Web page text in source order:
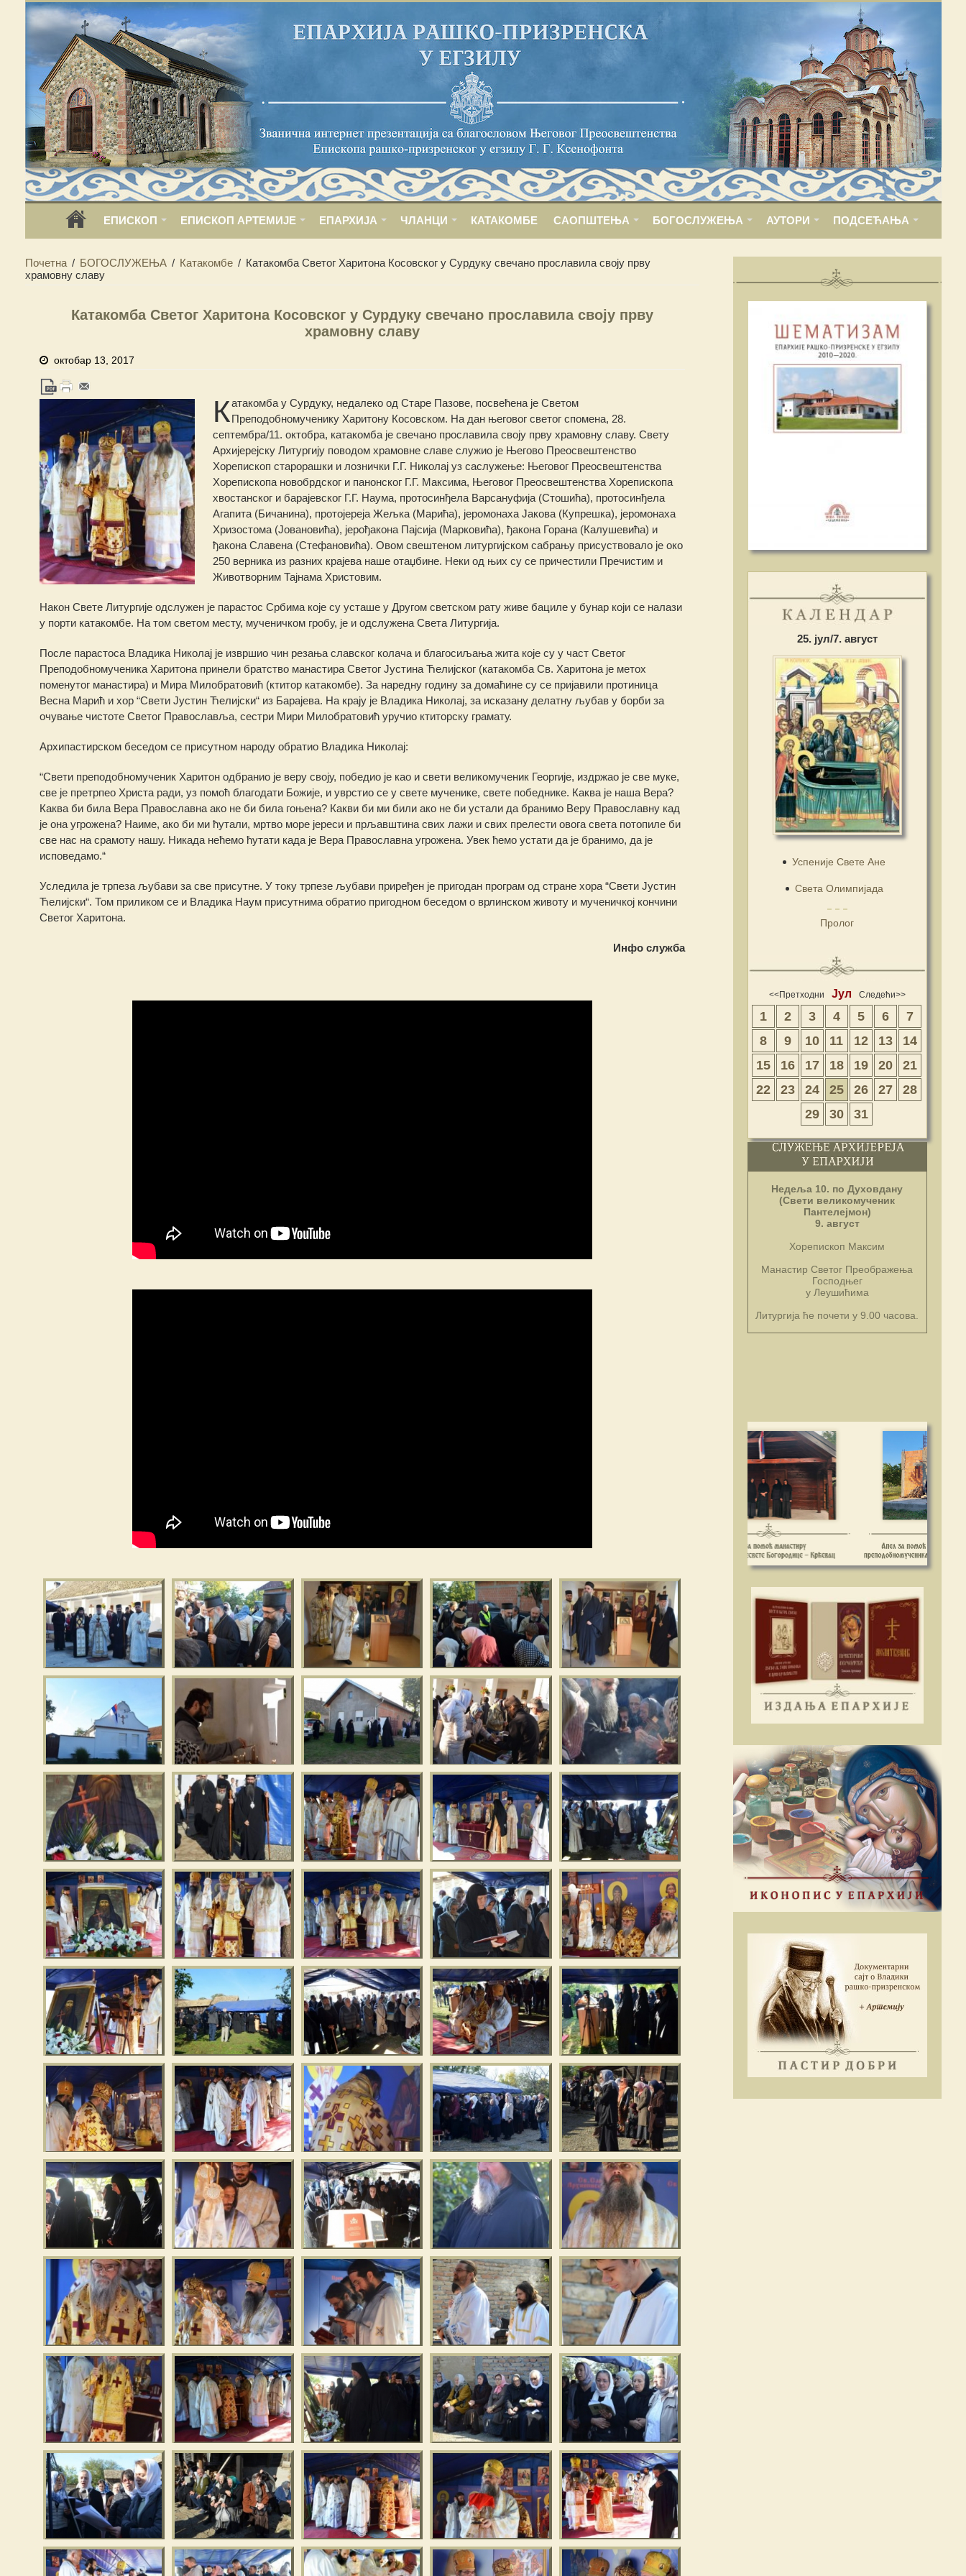
ЕПИСКОП ЕПИСКОП АРТЕМИЈЕ ЕПАРХИЈА ЧЛАНЦИ КАТАКОМБЕ САОПШТЕЊА БОГОСЛУЖЕЊА АУТОРИ ПОДСЕЋАЊА
Почетна / БОГОСЛУЖЕЊА / Катакомбе / Катакомба Светог Харитона Косовског у Сурдуку свечано прославила своју прву
храмовну славу
Катакомба Светог Харитона Косовског у Сурдуку свечано прославила своју прву
храмовну славу
октобар 13, 2017
Катакомба у Сурдуку, недалеко од Старе Пазове, посвећена је Светом
Преподобномученику Харитону Косовском. На дан његовог светог спомена, 28.
септембра/11. октобра, катакомба је свечано прославила своју прву храмовну славу. Свету
Архијерејску Литургију поводом храмовне славе служио је Његово Преосвештенство
Хорепископ старорашки и лознички Г.Г. Николај уз саслужење: Његовог Преосвештенства
Хорепископа новобрдског и панонског Г.Г. Максима, Његовог Преосвештенства Хорепископа
хвостанског и барајевског Г.Г. Наума, протосинђела Варсануфија (Стошића), протосинђела
Агапита (Бичанина), протојереја Жељка (Марића), јеромонаха Јакова (Купрешка), јеромонаха
Хризостома (Јовановића), јерођакона Пајсија (Марковића), ђакона Горана (Калушевића) и
ђакона Славена (Стефановића). Овом свештеном литургијском сабрању присуствовало је око
250 верника из разних крајева наше отаџбине. Неки од њих су се причестили Пречистим и
Животворним Тајнама Христовим.
Након Свете Литургије одслужен је парастос Србима које су усташе у Другом светском рату живе бациле у бунар који се налази
у порти катакомбе. На том светом месту, мученичком гробу, је и одслужена Света Литургија.
После парастоса Владика Николај је извршио чин резања славског колача и благосиљања жита које су у част Светог
Преподобномученика Харитона принели братство манастира Светог Јустина Ћелијског (катакомба Св. Харитона је метох
поменутог манастира) и Мира Милобратовић (ктитор катакомбе). За наредну годину за домаћине су се пријавили протиница
Весна Марић и хор “Свети Јустин Ћелијски“ из Барајева. На крају је Владика Николај, за исказану делатну љубав у борби за
очување чистоте Светог Православља, сестри Мири Милобратовић уручио ктиторску грамату.
Архипастирском беседом се присутном народу обратио Владика Николај:
“Свети преподобномученик Харитон одбранио је веру своју, победио је као и свети великомученик Георгије, издржао је све муке,
све је претрпео Христа ради, уз помоћ благодати Божије, и уврстио се у свете мученике, свете победнике. Каква је наша Вера?
Каква би била Вера Православна ако не би била гоњена? Какви би ми били ако не би устали да бранимо Веру Православну кад
је она угрожена? Наиме, ако би ми ћутали, мртво море јереси и прљавштина свих лажи и свих прелести овога света потопиле би
све нас на срамоту нашу. Никада нећемо ћутати када је Вера Православна угрожена. Увек ћемо устати да је бранимо, да је
исповедамо.“
Уследила је трпеза љубави за све присутне. У току трпезе љубави приређен је пригодан програм од стране хора “Свети Јустин
Ћелијски“. Том приликом се и Владика Наум присутнима обратио пригодном беседом о врлинском животу и мученичкој кончини
Светог Харитона.
Инфо служба
25. јул/7. август
Успеније Свете Ане
Света Олимпијада
Пролог
<<Претходни Јул Следећи>>
1 2 3 4 5 6
7
8
9 10 11 12 13
14
15
16 17 18 19 20
21
22
23 24 25 26 27
28
29
30 31
Недеља 10. по Духовдану
(Свети великомученик
Пантелејмон)
9. август
Хорепископ Максим
Манастир Светог Преображења
Господњег
у Леушићима